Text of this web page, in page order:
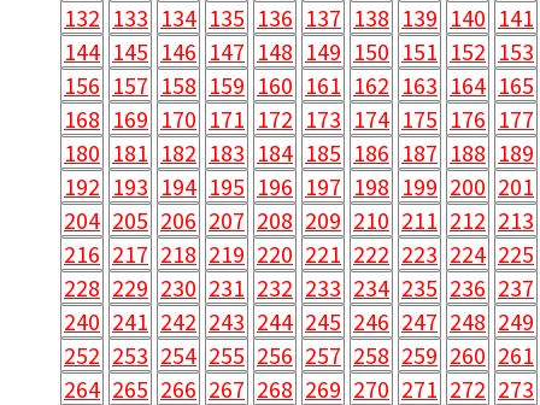
132 133 134 135 136 137 138 139 140 141
144 145 146 147 148 149 150 151 152 153
156 157 158 159 160 161 162 163 164 165
168 169 170 171 172 173 174 175 176 177
180 181 182 183 184 185 186 187 188 189
192 193 194 195 196 197 198 199 200 201
204 205 206 207 208 209 210 211 212 213
216 217 218 219 220 221 222 223 224 225
228 229 230 231 232 233 234 235 236 237
240 241 242 243 244 245 246 247 248 249
252 253 254 255 256 257 258 259 260 261
264 265 266 267 268 269 270 271 272 273